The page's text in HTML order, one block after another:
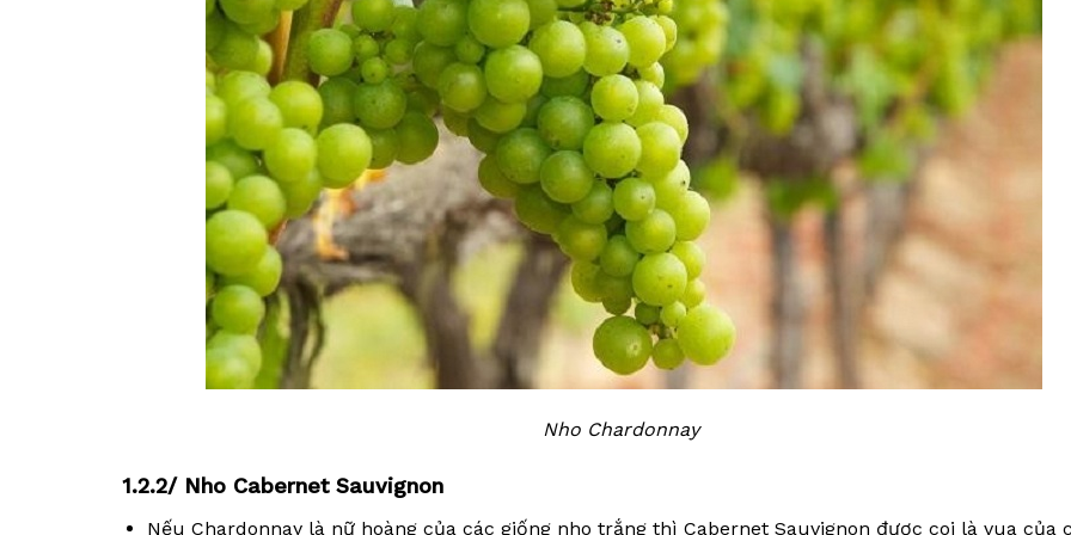
Nho Chardonnay
1.2.2/ Nho Cabernet Sauvignon
Nếu Chardonnay là nữ hoàng của các giống nho trắng thì Cabernet Sauvignon được coi là vua của